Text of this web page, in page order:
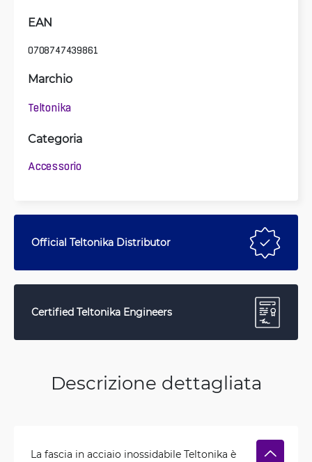
EAN
0708747439861
Marchio
Teltonika
Categoria
Accessorio
Official Teltonika Distributor
Certified Teltonika Engineers
Descrizione dettagliata
La fascia in acciaio inossidabile Teltonika è